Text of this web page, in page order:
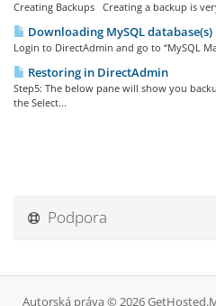
Creating Backups Creating a backup is
Downloading MySQL
Login to DirectAdmin and go to “MySQL
Restoring in DirectAdmin
Step5: The below pane will show you
the Select...
Podpora
Autorská práva © 2026